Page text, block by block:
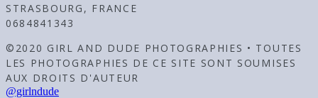
STRASBOURG, FRANCE
0684841343
©2020 GIRL AND DUDE PHOTOGRAPHIES • TOUTES
LES PHOTOGRAPHIES DE CE SITE SONT SOUMISES
AUX DROITS D'AUTEUR
@girlndude